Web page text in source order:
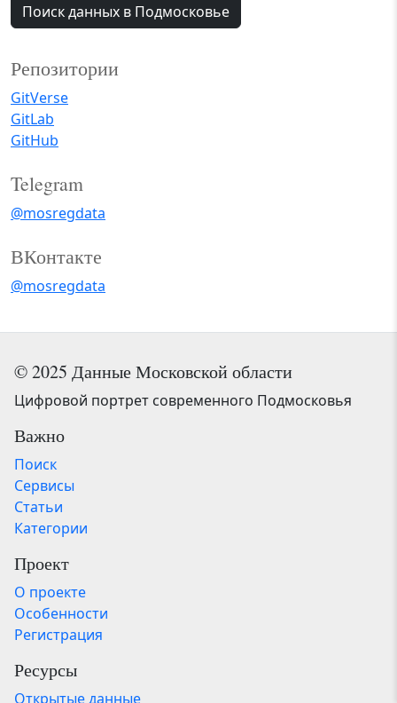
Поиск данных в Подмосковье
Репозитории
GitVerse
GitLab
GitHub
Telegram
@mosregdata
ВКонтакте
@mosregdata
© 2025 Данные Московской области
Цифровой портрет современного Подмосковья
Важно
Поиск
Сервисы
Статьи
Категории
Проект
О проекте
Особенности
Регистрация
Ресурсы
Открытые данные